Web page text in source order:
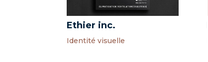
Ethier inc.
Identité visuelle